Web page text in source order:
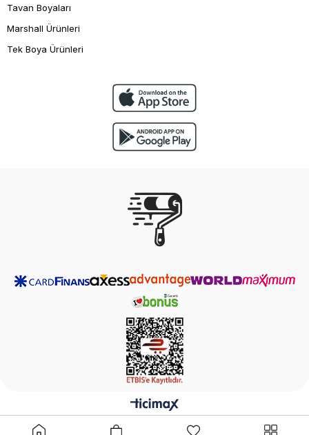
Tavan Boyaları
Marshall Ürünleri
Tek Boya Ürünleri